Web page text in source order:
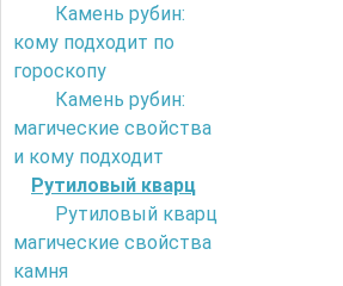
Камень рубин:
кому подходит по
гороскопу
Камень рубин:
магические свойства
и кому подходит
Рутиловый кварц
Рутиловый кварц
магические свойства
камня